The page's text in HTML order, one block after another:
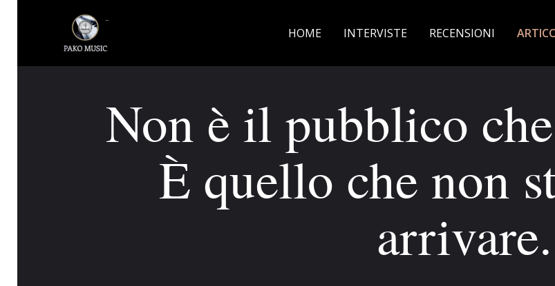
HOME INTERVISTE RECENSIONI
Non è il pubblico
È quello che non
arrivare.